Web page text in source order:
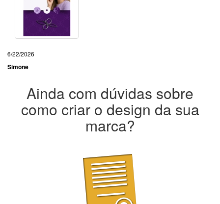
6/22/2026
Simone
Ainda com dúvidas sobre
como criar o design da sua
marca?